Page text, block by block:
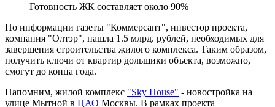
Готовность ЖК составляет около 90%
По информации газеты "Коммерсант", инвестор проекта,
компания "Олтэр", нашла 1.5 млрд. рублей, необходимых для
завершения строительства жилого комплекса. Таким образом,
получить ключи от квартир дольщики объекта, возможно,
смогут до конца года.
Напомним, жилой комплекс "Sky House" - новостройка на
улице Мытной в ЦАО Москвы. В рамках проекта